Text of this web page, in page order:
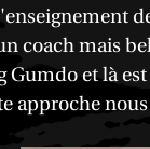
coach mais
Gumdo et là
approche